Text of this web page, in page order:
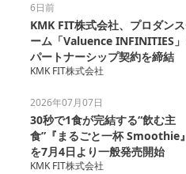
6日前
KMK FIT株式会社、プロダン
ーム「Valuence INFINITIES」
パートナーシップ契約を締結
KMK FIT株式会社
2026年07月07日
30秒で1食が完結する“飲む主
食”『まるごと一杯 Smoothie』
を7月4日より一般発売開始
KMK FIT株式会社